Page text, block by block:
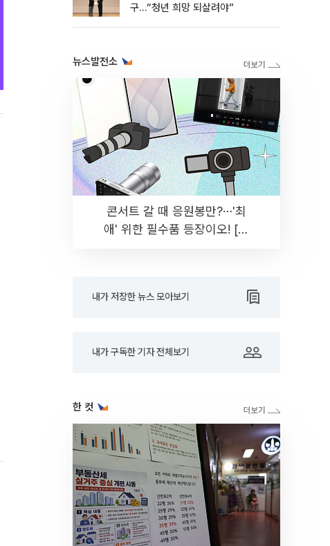
구…“청년 희망 되살려야”
뉴스발전소
콘서트 갈 때 응원봉만?⋯'최
애' 위한 필수품 등장이오! [솔
내가 저장한 뉴스 모아보기
내가 구독한 기자 전체보기
한 컷